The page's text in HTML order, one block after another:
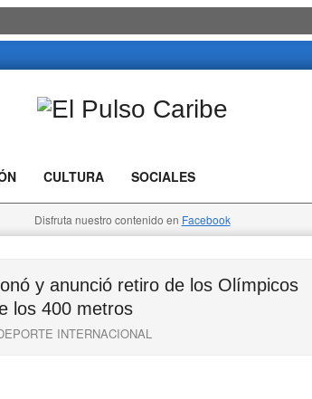
Caribe
CULTURA SOCIALES
Disfruta nuestro contenido en Facebook
y anunció retiro de los Olímpicos
los 400 metros
INTERNACIONAL